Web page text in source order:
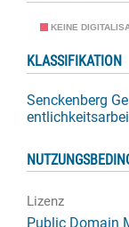
KEINE
KLASSIFIKATION
Senckenberg
Lizenz
Public Domain